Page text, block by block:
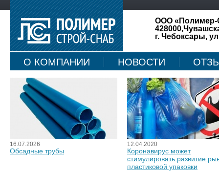
ООО «Полимер-
г. Чебоксары,
О КОМПАНИИ НОВОСТИ
КАРТА САЙТА
16.07.2026
Обсадные трубы
12.04.2020
Коронавирус может
стимулировать развитие
пластиковой упаковки